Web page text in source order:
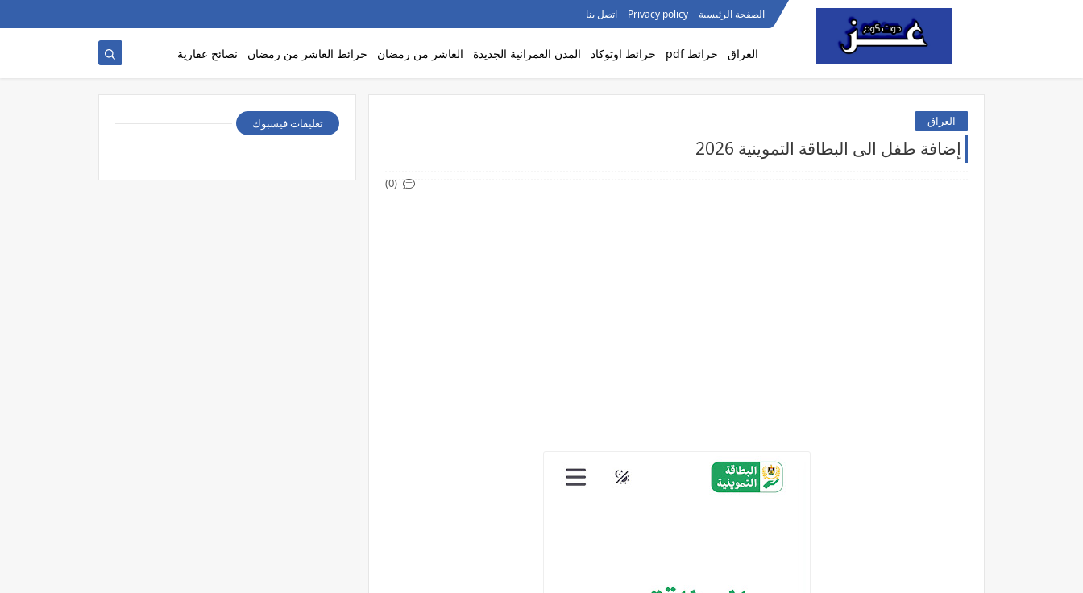
الصفحة الرئيسية Privacy policy اتصل بنا
العراق خرائط pdf خرائط اوتوكاد المدن العمرانية الجديدة العاشر من رمضان خرائط العاشر من رمضان نصائح عقارية
العراق
إضافة طفل الى البطاقة التموينية 2026
(0)
تعليقات فيسبوك